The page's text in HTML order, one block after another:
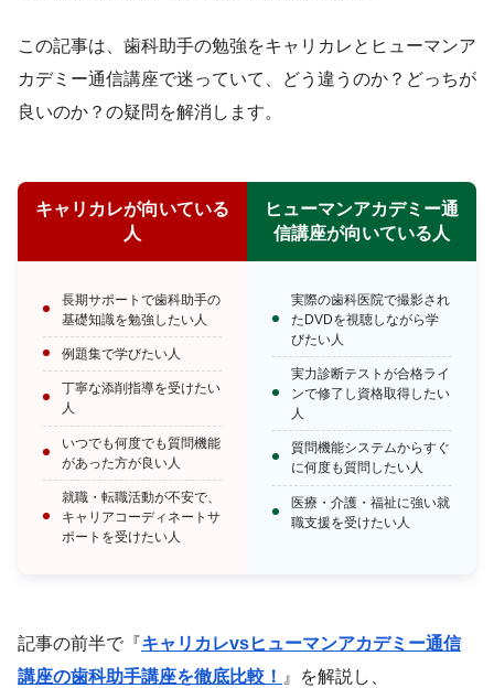
この記事は、歯科助手の勉強をキャリカレとヒューマンア
カデミー通信講座で迷っていて、どう違うのか？どっちが
良いのか？の疑問を解消します。
キャリカレが向いている
人
長期サポートで歯科助手の
基礎知識を勉強したい人
例題集で学びたい人
丁寧な添削指導を受けたい
人
いつでも何度でも質問機能
があった方が良い人
就職・転職活動が不安で、
キャリアコーディネートサ
ポートを受けたい人
ヒューマンアカデミー通
信講座が向いている人
実際の歯科医院で撮影され
たDVDを視聴しながら学
びたい人
実力診断テストが合格ライ
ンで修了し資格取得したい
人
質問機能システムからすぐ
に何度も質問したい人
医療・介護・福祉に強い就
職支援を受けたい人
記事の前半で『キャリカレvsヒューマンアカデミー通信
講座の歯科助手講座を徹底比較！ 』を解説し、